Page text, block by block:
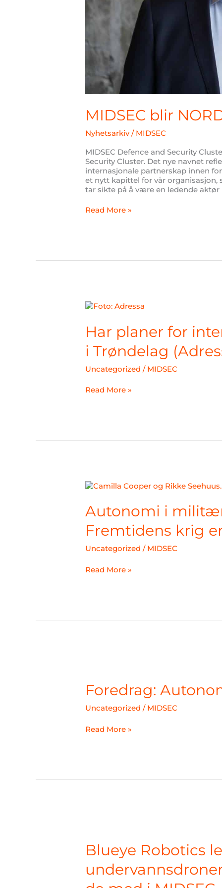
MIDSEC blir
Nyhetsarkiv/ MIDSEC
MIDSEC Defence and Security
Security Cluster. Det nye navnet
internasjonale partnerskap innen
et nytt kapittel for vår organisasjon,
tar sikte på å være en ledende aktør
Read More »
Har planer for
i Trøndelag
Uncategorized / MIDSEC
Har
internasjonal
forsvarsmesse
i
(Adressa+)
Read More »
Autonomi i
Fremtidens krig
Uncategorized / MIDSEC
Autonomi
operasjoner:
krig
her
Read More »
Foredrag:
Uncategorized / MIDSEC
i
militære
Read More »
Blueye Robotics
leverer
undervannsdroner
Kystvakten.
Nå